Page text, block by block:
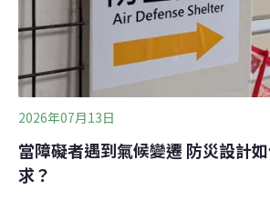
地，引發海水倒灌，也可能阻礙河川
豪雨時，雨水無法及時排出，
2026年07月13日
當障礙者遇到氣候變遷 防災設計
求？